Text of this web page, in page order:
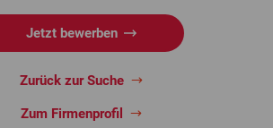
Jetzt bewerben
Zurück zur Suche
Zum Firmenprofil